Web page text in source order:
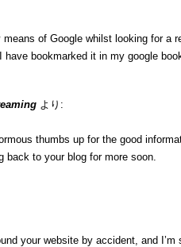
of Google whilst looking for a
bookmarked it in my google
より:
thumbs up for the good
to your blog for more soon.
your website by accident, and I’m